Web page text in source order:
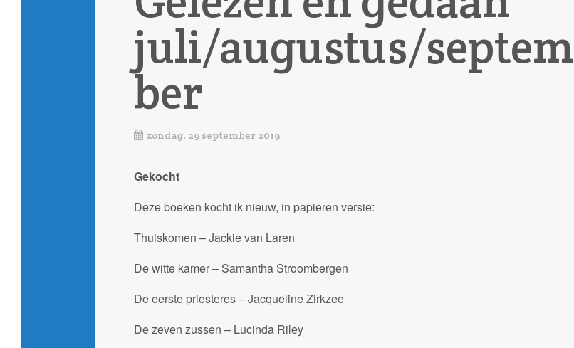
juli/augustus/septem
ber
zondag, 29 september 2019
Gekocht
Deze boeken kocht ik nieuw, in papieren versie:
Thuiskomen – Jackie van Laren
De witte kamer – Samantha Stroombergen
De eerste priesteres – Jacqueline Zirkzee
De zeven zussen – Lucinda Riley